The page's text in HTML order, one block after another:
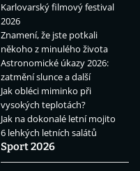
Karlovarský filmový festival
2026
Znamení, že jste potkali
někoho z minulého života
Astronomické úkazy 2026:
zatmění slunce a další
Jak obléci miminko při
vysokých teplotách?
Jak na dokonalé letní mojito
6 lehkých letních salátů
Sport 2026